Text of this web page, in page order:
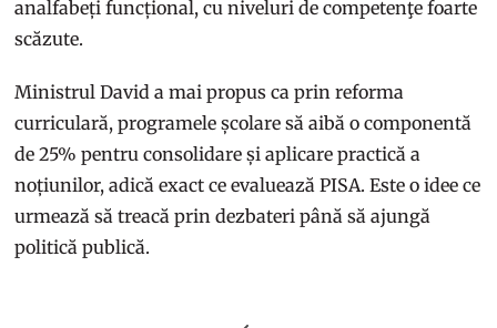
analfabeți funcțional, cu niveluri de competenţe foarte
scăzute.
Ministrul David a mai propus ca prin reforma
curriculară, programele școlare să aibă o componentă
de 25% pentru consolidare și aplicare practică a
noțiunilor, adică exact ce evaluează PISA. Este o idee ce
urmează să treacă prin dezbateri până să ajungă
politică publică.